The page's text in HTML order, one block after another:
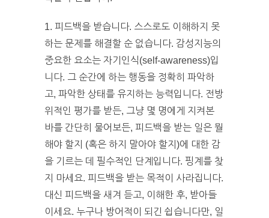
1. 피드백을 받습니다. 스스로도 이해하지 못
하는 문제를 해결할 순 없습니다. 감성지능의
중요한 요소는 자기인식(self-awareness)입
니다. 그 순간에 하는 행동을 정확히 파악하
고, 파악한 상태를 유지하는 능력입니다. 전방
위적인 평가를 받든, 그냥 몇 명에게 지켜본
바를 간단히 물어보든, 피드백을 받는 일은 뭘
해야 할지 (혹은 하지 말아야 할지)에 대한 감
을 기르는 데 필수적인 단계입니다. 핑계를 찾
지 마세요. 피드백을 받는 목적이 사라집니다.
대신 피드백을 새겨 듣고, 이해한 후, 받아들
이세요. 누구나 방어적이 되긴 쉽습니다만, 일